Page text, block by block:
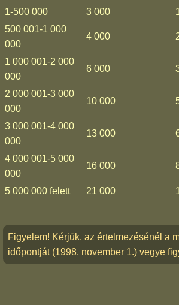
1-500 000 3 000
500 001-1 000
000
4 000
1 000 001-2 000
000
6 000
2 000 001-3 000
000
10 000
3 000 001-4 000
000
13 000
4 000 001-5 000
000
16 000
5 000 000 felett 21 000
Figyelem! Kérjük, az értelmezésénél a
időpontját (1998. november 1.) vegye